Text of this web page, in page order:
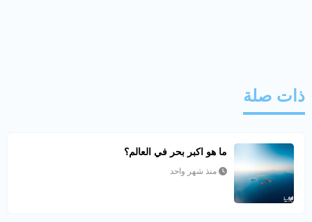
ذات صلة
ما هو اكبر بحر في العالم؟
منذ شهر واحد